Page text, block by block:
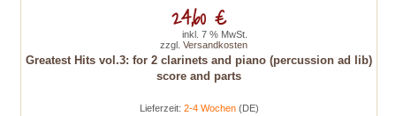
Greatest Hits vol.3: for 2 clarinets and piano (percussion ad lib)
score and parts
Lieferzeit: 2-4 Wochen(DE)
24,60 €
inkl. 7 % MwSt.
zzgl. Versandkosten